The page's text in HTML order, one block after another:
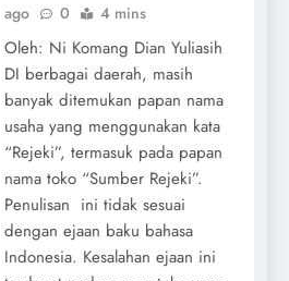
ago
0 4 mins
Oleh: Ni Komang Dian Yuliasih
DI berbagai daerah, masih
banyak ditemukan papan nama
usaha yang menggunakan kata
“Rejeki”, termasuk pada papan
nama toko “Sumber Rejeki”.
Penulisan ini tidak sesuai
dengan ejaan baku bahasa
Indonesia. Kesalahan ejaan ini